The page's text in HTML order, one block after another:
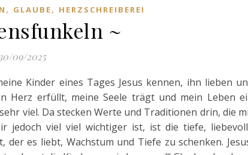
, GLAUBE, HERZSCHREIBEREI
~
30/09/2025
Kinder eines Tages Jesus kennen, ihn lieben
Herz erfüllt, meine Seele trägt und mein Leben
viel. Da stecken Werte und Traditionen drin, die
jedoch viel viel wichtiger ist, ist die tiefe,
es liebt, Wachstum und Tiefe zu schenken.